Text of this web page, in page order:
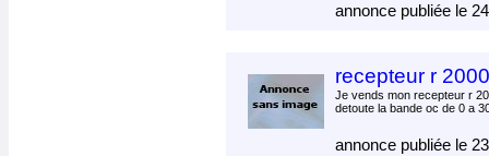
annonce publiée le
recepteur r 2000
Je vends mon recepteur r
detoute la bande oc de 0 a
annonce publiée le